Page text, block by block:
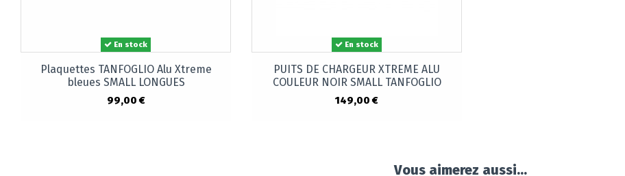
En stock
Plaquettes TANFOGLIO Alu Xtreme
bleues SMALL LONGUES
99,00 €
En stock
PUITS DE CHARGEUR XTREME ALU
COULEUR NOIR SMALL TANFOGLIO
149,00 €
Vous aimerez aussi...